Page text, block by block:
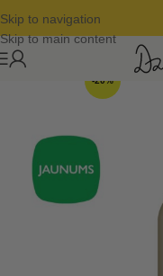
Skip to navigation
Skip to main content
-20%